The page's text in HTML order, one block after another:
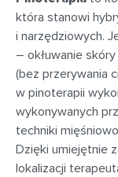
która stanowi
i narzędziowych.
– okłuwanie
(bez przerywania
w pinoterapii
wykonywanych
techniki
Dzięki umiejętnie
lokalizacji